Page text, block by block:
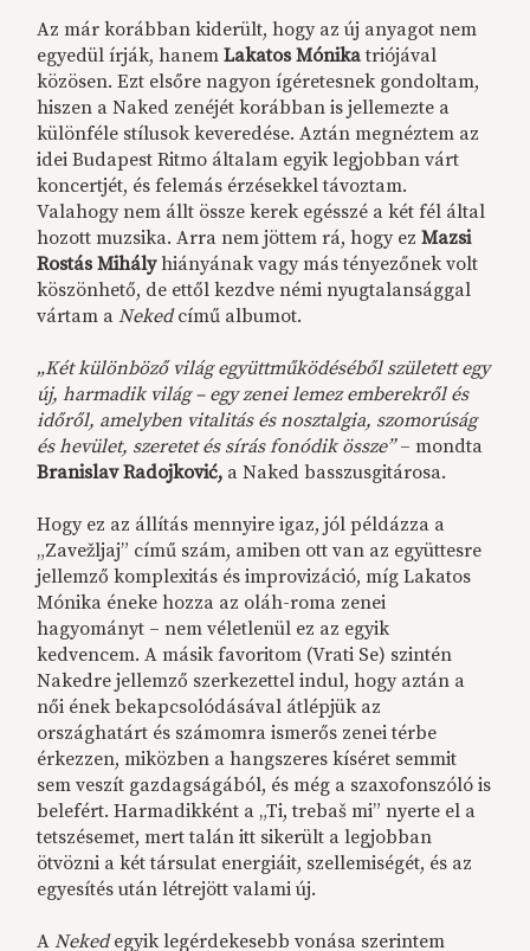
Az már korábban kiderült, hogy az új anyagot nem
egyedül írják, hanemLakatos Mónikatriójával
közösen. Ezt elsőre nagyon ígéretesnek gondoltam,
hiszen a Naked zenéjét korábban is jellemezte a
különféle stílusok keveredése. Aztán megnéztem az
idei Budapest Ritmo általam egyik legjobban várt
koncertjét, és felemás érzésekkel távoztam.
Valahogy nem állt össze kerek egésszé a két fél által
hozott muzsika. Arra nem jöttem rá, hogy ezMazsi
Rostás Mihályhiányának vagy más tényezőnek volt
köszönhető, de ettől kezdve némi nyugtalansággal
vártam aNekedcímű albumot.
„Két különböző világ együttműködéséből született egy
új, harmadik világ – egy zenei lemez emberekről és
időről, amelyben vitalitás és nosztalgia, szomorúság
és hevület, szeretet és sírás fonódik össze”– mondta
Branislav Radojković, a Naked basszusgitárosa.
Hogy ez az állítás mennyire igaz, jól példázza a
„Zavežljaj” című szám, amiben ott van az együttesre
jellemző komplexitás és improvizáció, míg Lakatos
Mónika éneke hozza az oláh-roma zenei
hagyományt – nem véletlenül ez az egyik
kedvencem. A másik favoritom (Vrati Se) szintén
Nakedre jellemző szerkezettel indul, hogy aztán a
női ének bekapcsolódásával átlépjük az
országhatárt és számomra ismerős zenei térbe
érkezzen, miközben a hangszeres kíséret semmit
sem veszít gazdagságából, és még a szaxofonszóló is
belefért. Harmadikként a „Ti, trebaš mi” nyerte el a
tetszésemet, mert talán itt sikerült a legjobban
ötvözni a két társulat energiáit, szellemiségét, és az
egyesítés után létrejött valami új.
ANekedegyik legérdekesebb vonása szerintem